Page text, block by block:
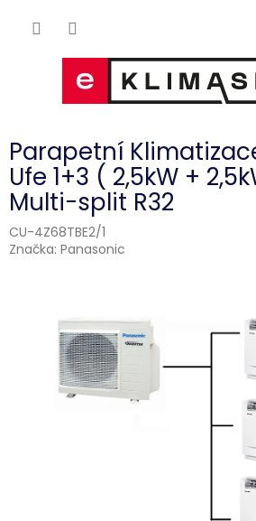
Parapetní
Ufe 1+3 ( 2,5kW +
Multi-split R32
CU-4Z68TBE2/1
Značka: Panasonic